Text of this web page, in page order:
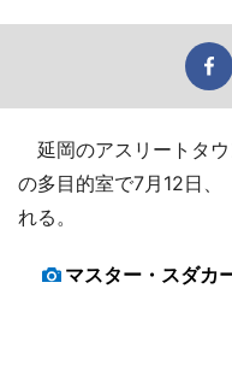
延岡のアスリートタウ
の多目的室で7月12日、
れる。
マスター・スダカ